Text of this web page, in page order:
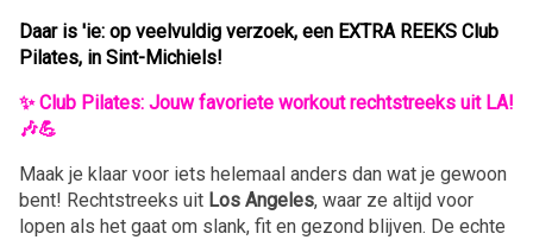
Daar is 'ie: op veelvuldig verzoek, een EXTRA REEKS Club
Pilates, in Sint-Michiels!
✨ Club Pilates: Jouw favoriete workout rechtstreeks uit LA!
🎶💪
Maak je klaar voor iets helemaal anders dan wat je gewoon
bent! Rechtstreeks uit Los Angeles, waar ze altijd voor
lopen als het gaat om slank, fit en gezond blijven. De echte